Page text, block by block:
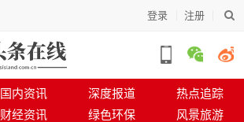
登录 注册
国内资讯 深度报道
热点追踪
财经资讯 绿色环保
风景旅游